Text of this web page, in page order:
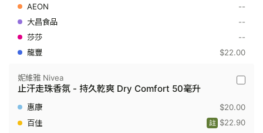
珠
毫
--
--
--
$22.00
妮
雅
Nivea
-
妮維雅 Nivea
止汗走珠香氛 - 持久乾爽 Dry Comfort 50毫升
$20.00
$22.90
註